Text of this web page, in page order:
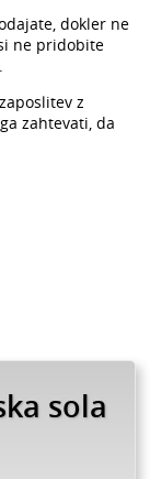
dokler ne
ne pridobite
z
zahtevati, da